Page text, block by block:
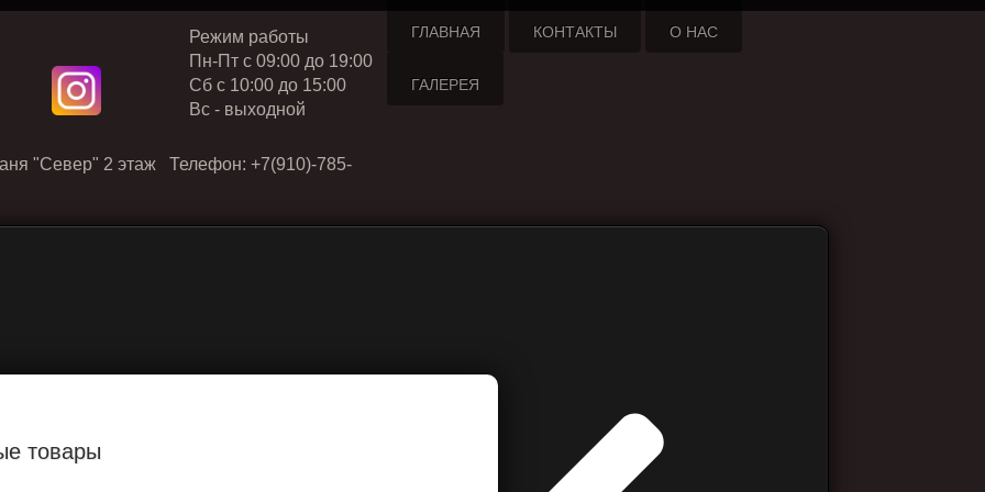
Режим работы
Пн-Пт с 09:00 до 19:00
Cб с 10:00 до 15:00
Вс - выходной
"Север" 2 этаж Телефон: +7(910)-785-
ГЛАВНАЯ КОНТАКТЫ О НАС
ГАЛЕРЕЯ
товары